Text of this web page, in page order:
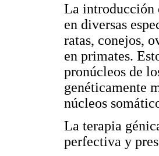
La introducción
en diversas
ratas, conejos,
en primates.
pronúcleos de
genéticamente
núcleos
La terapia
perfectiva y